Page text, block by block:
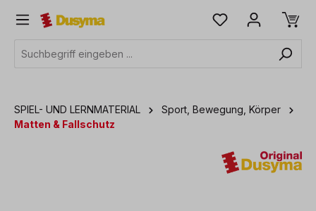
springen
SPIEL- UND LERNMATERIAL
Sport, Bewegung, Körper
Matten & Fallschutz